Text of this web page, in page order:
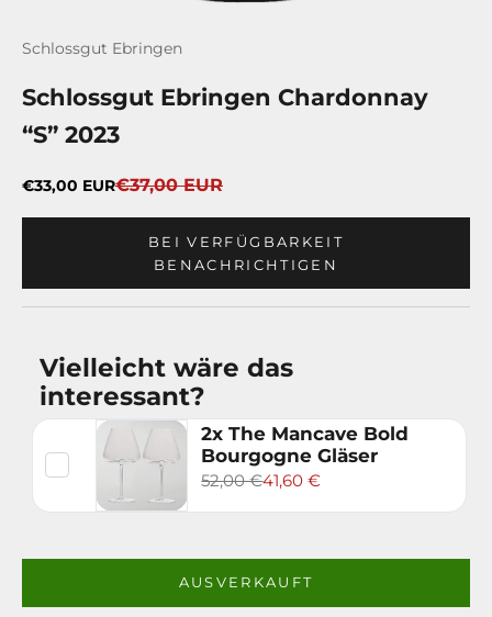
Schlossgut Ebringen
Schlossgut Ebringen Chardonnay
“S” 2023
Angebot
€33,00 EURRegulärer Preis
€37,00 EUR
BEI VERFÜGBARKEIT
BENACHRICHTIGEN
Vielleicht wäre das
interessant?
2x The Mancave Bold
Bourgogne Gläser
52,00 €41,60 €
AUSVERKAUFT